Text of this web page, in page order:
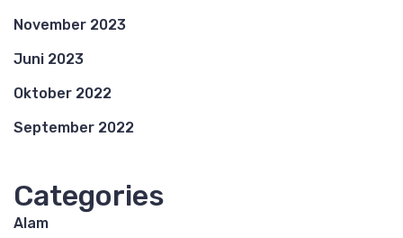
November 2023
Juni 2023
Oktober 2022
September 2022
Categories
Alam